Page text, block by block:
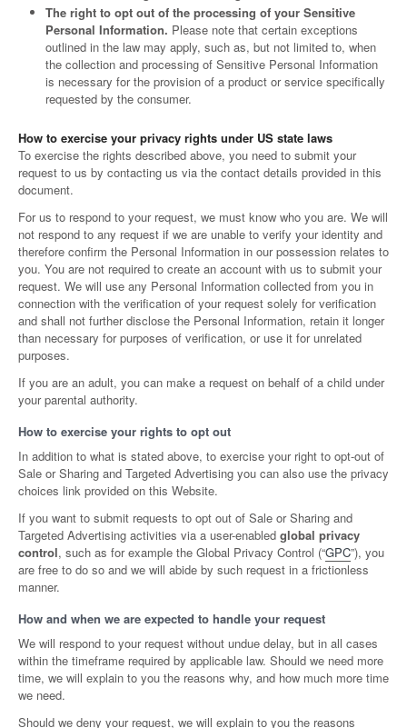
The right to opt out of the processing of your Sensitive
Personal Information. Please note that certain exceptions
outlined in the law may apply, such as, but not limited to, when
the collection and processing of Sensitive Personal Information
is necessary for the provision of a product or service specifically
requested by the consumer.
How to exercise your privacy rights under US state laws
To exercise the rights described above, you need to submit your
request to us by contacting us via the contact details provided in this
document.
For us to respond to your request, we must know who you are. We will
not respond to any request if we are unable to verify your identity and
therefore confirm the Personal Information in our possession relates to
you. You are not required to create an account with us to submit your
request. We will use any Personal Information collected from you in
connection with the verification of your request solely for verification
and shall not further disclose the Personal Information, retain it longer
than necessary for purposes of verification, or use it for unrelated
purposes.
If you are an adult, you can make a request on behalf of a child under
your parental authority.
How to exercise your rights to opt out
In addition to what is stated above, to exercise your right to opt-out of
Sale or Sharing and Targeted Advertising you can also use the privacy
choices link provided on this Website.
If you want to submit requests to opt out of Sale or Sharing and
Targeted Advertising activities via a user-enabled global privacy
control, such as for example the Global Privacy Control (“GPC”), you
are free to do so and we will abide by such request in a frictionless
manner.
How and when we are expected to handle your request
We will respond to your request without undue delay, but in all cases
within the timeframe required by applicable law. Should we need more
time, we will explain to you the reasons why, and how much more time
we need.
Should we deny your request, we will explain to you the reasons